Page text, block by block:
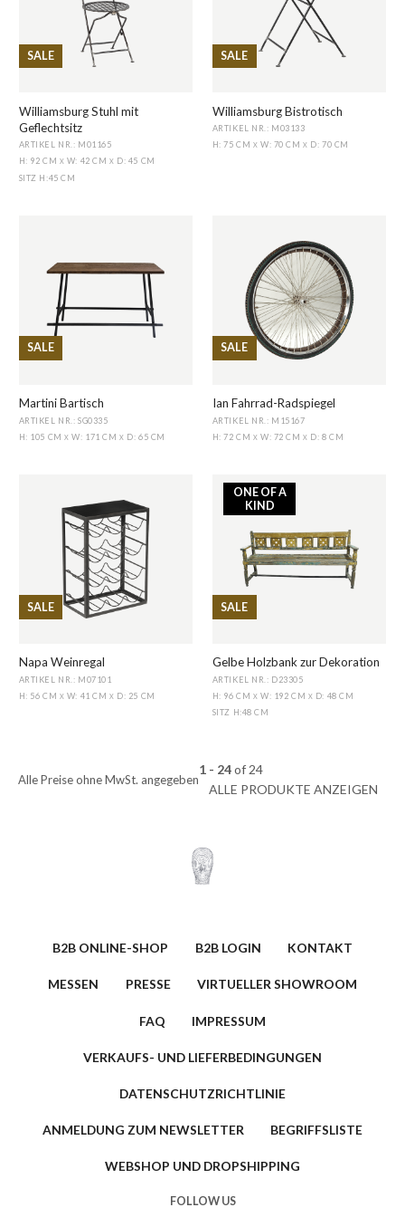
SALE
Williamsburg Stuhl mit
Geflechtsitz
ARTIKEL NR.: M01165
H: 92 CM X W: 42 CM X D: 45 CM
SITZ H :45 CM
SALE
Williamsburg Bistrotisch
ARTIKEL NR.: M03133
H: 75 CM X W: 70 CMX D: 70 CM
SALE
Martini Bartisch
ARTIKEL NR.: SG0335
H: 105 CMX W: 171 CMX D: 65 CM
SALE
Ian Fahrrad-Radspiegel
ARTIKEL NR.: M15167
H: 72 CM X W: 72 CMX D: 8 CM
SALE
Napa Weinregal
ARTIKEL NR.: M07101
H: 56 CM X W: 41 CM X D: 25 CM
SALE
ONE OF A
KIND
Gelbe Holzbank zur Dekoration
ARTIKEL NR.: D23305
H: 96 CM X W: 192 CM X D: 48 CM
SITZ H:48 CM
Alle Preise ohne MwSt. angegeben
1 - 24of 24
ALLE PRODUKTE ANZEIGEN
B2B ONLINE-SHOP B2B LOGIN KONTAKT
MESSEN PRESSE VIRTUELLER SHOWROOM
FAQ IMPRESSUM
VERKAUFS- UND LIEFERBEDINGUNGEN
DATENSCHUTZRICHTLINIE
ANMELDUNG ZUM NEWSLETTER BEGRIFFSLISTE
WEBSHOP UND DROPSHIPPING
FOLLOW US